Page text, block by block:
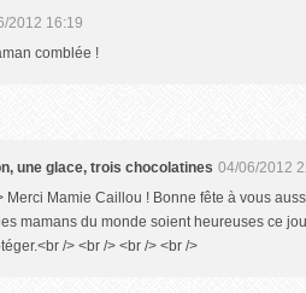
2012 16:19
comblée !
une glace, trois chocolatines 04/06/2012
Merci Mamie Caillou ! Bonne fête à vous
mamans du monde soient heureuses ce
/> <br /> <br /> <br />